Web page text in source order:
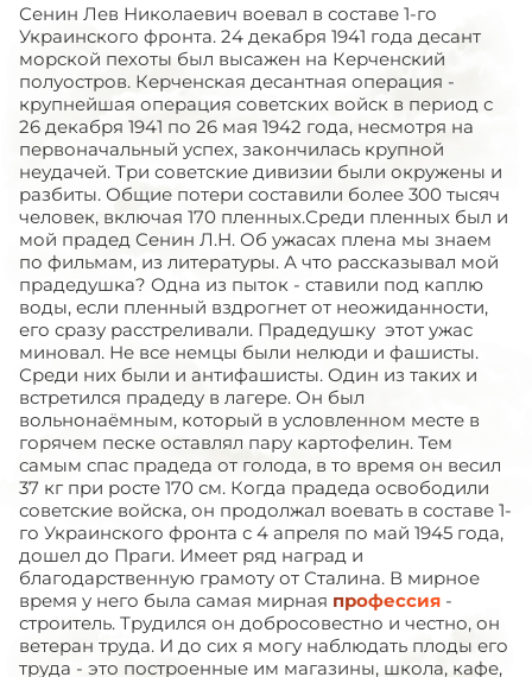
Сенин Лев Николаевич воевал в составе 1-го
Украинского фронта. 24 декабря 1941 года десант
морской пехоты был высажен на Керченский
полуостров. Керченская десантная операция -
крупнейшая операция советских войск в период с
26 декабря 1941 по 26 мая 1942 года, несмотря на
первоначальный успех, закончилась крупной
неудачей. Три советские дивизии были окружены и
разбиты. Общие потери составили более 300 тысяч
человек, включая 170 пленных.Среди пленных был и
мой прадед Сенин Л.Н. Об ужасах плена мы знаем
по фильмам, из литературы. А что рассказывал мой
прадедушка? Одна из пыток - ставили под каплю
воды, если пленный вздрогнет от неожиданности,
его сразу расстреливали. Прадедушку этот ужас
миновал. Не все немцы были нелюди и фашисты.
Среди них были и антифашисты. Один из таких и
встретился прадеду в лагере. Он был
вольнонаёмным, который в условленном месте в
горячем песке оставлял пару картофелин. Тем
самым спас прадеда от голода, в то время он весил
37 кг при росте 170 см. Когда прадеда освободили
советские войска, он продолжал воевать в составе 1-
го Украинского фронта с 4 апреля по май 1945 года,
дошел до Праги. Имеет ряд наград и
благодарственную грамоту от Сталина. В мирное
время у него была самая мирная профессия -
строитель. Трудился он добросовестно и честно, он
ветеран труда. И до сих я могу наблюдать плоды его
труда - это построенные им магазины, школа, кафе,